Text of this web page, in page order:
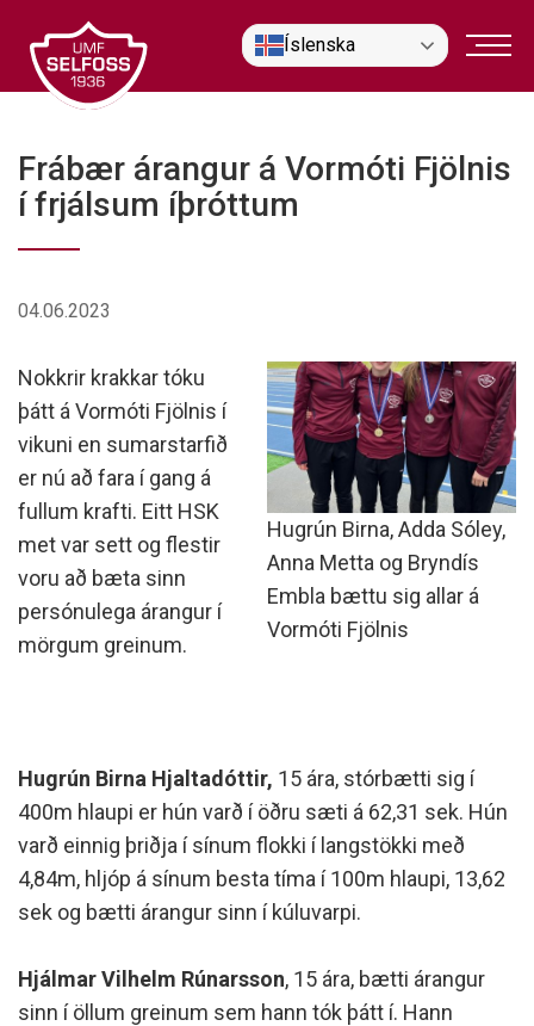
efni
Íslenska
Frábær árangur á Vormóti Fjölnis
í frjálsum íþróttum
04.06.2023
Hugrún Birna, Adda Sóley,
Anna Metta og Bryndís
Embla bættu sig allar á
Vormóti Fjölnis
Nokkrir krakkar tóku
þátt á Vormóti Fjölnis í
vikuni en sumarstarfið
er nú að fara í gang á
fullum krafti. Eitt HSK
met var sett og flestir
voru að bæta sinn
persónulega árangur í
mörgum greinum.
Hugrún Birna Hjaltadóttir, 15 ára, stórbætti sig í
400m hlaupi er hún varð í öðru sæti á 62,31 sek. Hún
varð einnig þriðja í sínum flokki í langstökki með
4,84m, hljóp á sínum besta tíma í 100m hlaupi, 13,62
sek og bætti árangur sinn í kúluvarpi.
Hjálmar Vilhelm Rúnarsson, 15 ára, bætti árangur
sinn í öllum greinum sem hann tók þátt í. Hann